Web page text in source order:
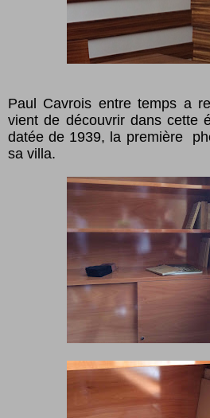
Paul Cavrois entre temps a
vient de découvrir dans cette
datée de 1939, la première
sa villa.